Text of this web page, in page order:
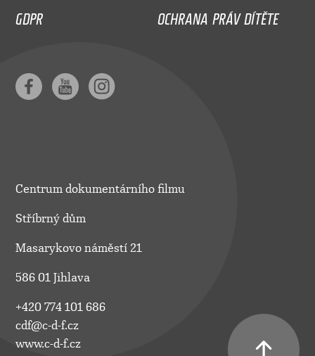
GDPR
OCHRANA PRÁV DÍTĚTE
Centrum dokumentárního filmu
Stříbrný dům
Masarykovo náměstí 21
586 01 Jihlava
+420 774 101 686
cdf@c-d-f.cz
www.c-d-f.cz